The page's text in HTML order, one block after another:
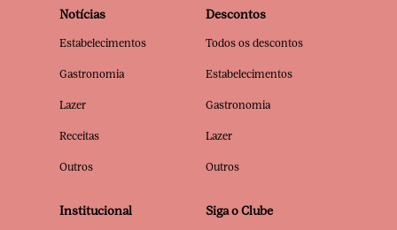
Notícias
Estabelecimentos
Gastronomia
Lazer
Receitas
Outros
Descontos
Todos os descontos
Estabelecimentos
Gastronomia
Lazer
Outros
Institucional Siga o Clube